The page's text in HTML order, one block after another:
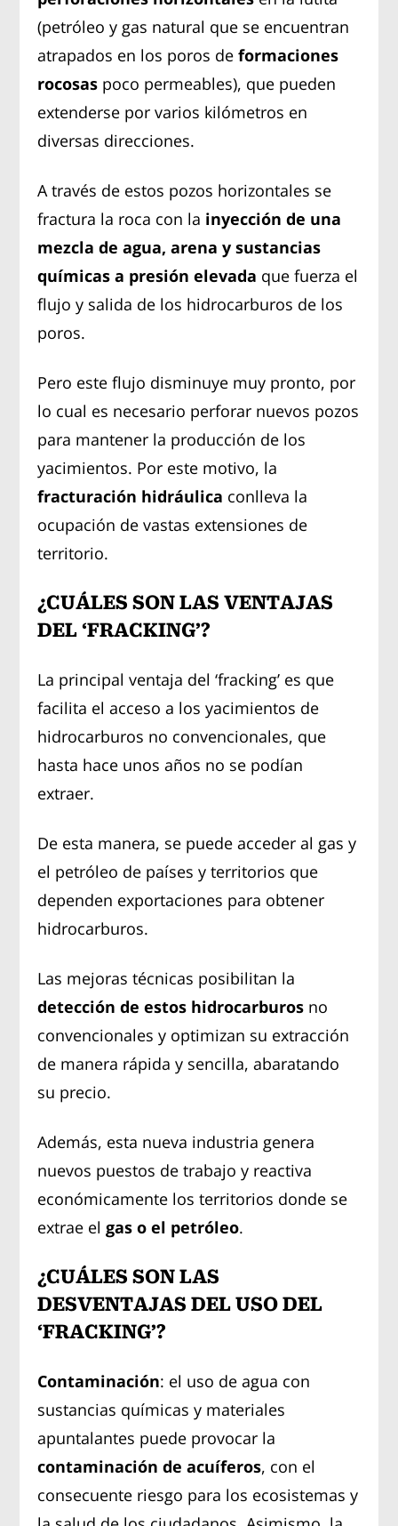
(petróleo y gas natural que se encuentran
atrapados en los poros deformaciones
rocosas poco permeables), que pueden
extenderse por varios kilómetros en
diversas direcciones.
A través de estos pozos horizontales se
fractura la roca con la inyección de una
mezcla de agua, arena y sustancias
químicas a presión elevada que fuerza el
flujo y salida de los hidrocarburos de los
poros.
Pero este flujo disminuye muy pronto, por
lo cual es necesario perforar nuevos pozos
para mantener la producción de los
yacimientos. Por este motivo, la
fracturación hidráulica conlleva la
ocupación de vastas extensiones de
territorio.
¿CUÁLES SON LAS VENTAJAS
DEL ‘FRACKING’?
La principal ventaja del ‘fracking’ es que
facilita el acceso a los yacimientos de
hidrocarburos no convencionales, que
hasta hace unos años no se podían
extraer.
De esta manera, se puede acceder al gas y
el petróleo de países y territorios que
dependen exportaciones para obtener
hidrocarburos.
Las mejoras técnicas posibilitan la
detección de estos hidrocarburos no
convencionales y optimizan su extracción
de manera rápida y sencilla, abaratando
su precio.
Además, esta nueva industria genera
nuevos puestos de trabajo y reactiva
económicamente los territorios donde se
extrae elgas o el petróleo.
¿CUÁLES SON LAS
DESVENTAJAS DEL USO DEL
‘FRACKING’?
Contaminación: el uso de agua con
sustancias químicas y materiales
apuntalantes puede provocar la
contaminación de acuíferos, con el
consecuente riesgo para los ecosistemas y